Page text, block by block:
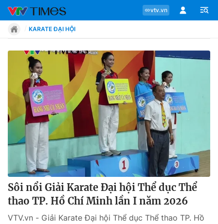
vtv.vn
Chuyên mục
Tin tức
Move
Phong cách
Chân dung
KARATE ĐẠI HỘI
Sôi nổi Giải Karate Đại hội Thể dục Thể
thao TP. Hồ Chí Minh lần I năm 2026
VTV.vn - Giải Karate Đại hội Thể dục Thể thao TP. Hồ